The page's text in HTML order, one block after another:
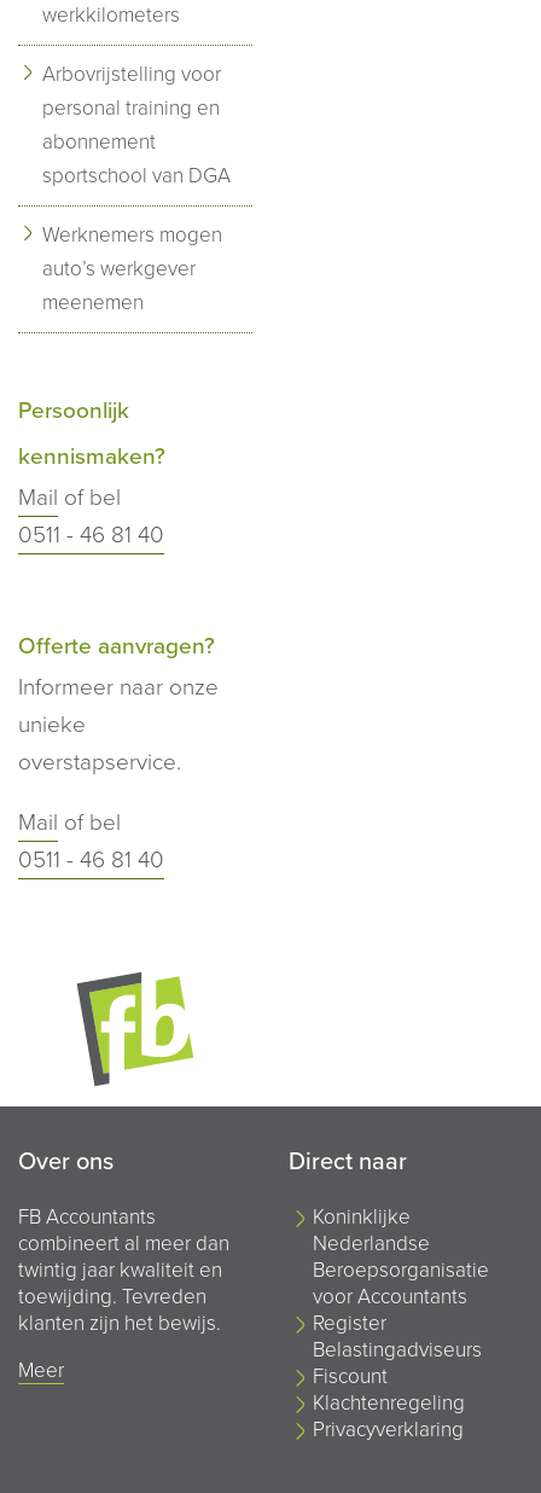
werkkilometers
Arbovrijstelling voor
personal training en
abonnement
sportschool van DGA
Werknemers mogen
auto’s werkgever
meenemen
Persoonlijk
kennismaken?
Mail of bel
0511 - 46 81 40
Offerte aanvragen?
Informeer naar onze
unieke
overstapservice.
Mail of bel
0511 - 46 81 40
Over ons
FB Accountants
combineert al meer dan
twintig jaar kwaliteit en
toewijding. Tevreden
klanten zijn het bewijs.
Meer
Direct naar
Koninklijke
Nederlandse
Beroepsorganisatie
voor Accountants
Register
Belastingadviseurs
Fiscount
Klachtenregeling
Privacyverklaring